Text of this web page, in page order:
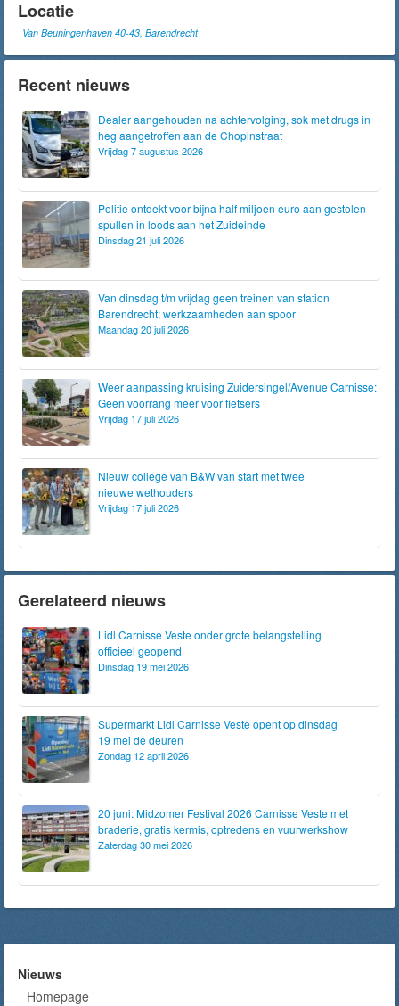
Locatie
Van Beuningenhaven 40-43, Barendrecht
Recent nieuws
Dealer aangehouden na achtervolging, sok met drugs in
heg aangetroffen aan de Chopinstraat
Vrijdag 7 augustus 2026
Politie ontdekt voor bijna half miljoen euro aan gestolen
spullen in loods aan het Zuideinde
Dinsdag 21 juli 2026
Van dinsdag t/m vrijdag geen treinen van station
Barendrecht; werkzaamheden aan spoor
Maandag 20 juli 2026
Weer aanpassing kruising Zuidersingel/Avenue Carnisse:
Geen voorrang meer voor fietsers
Vrijdag 17 juli 2026
Nieuw college van B&W van start met twee
nieuwe wethouders
Vrijdag 17 juli 2026
Gerelateerd nieuws
Lidl Carnisse Veste onder grote belangstelling
officieel geopend
Dinsdag 19 mei 2026
Supermarkt Lidl Carnisse Veste opent op dinsdag
19 mei de deuren
Zondag 12 april 2026
20 juni: Midzomer Festival 2026 Carnisse Veste met
braderie, gratis kermis, optredens en vuurwerkshow
Zaterdag 30 mei 2026
Nieuws
Homepage